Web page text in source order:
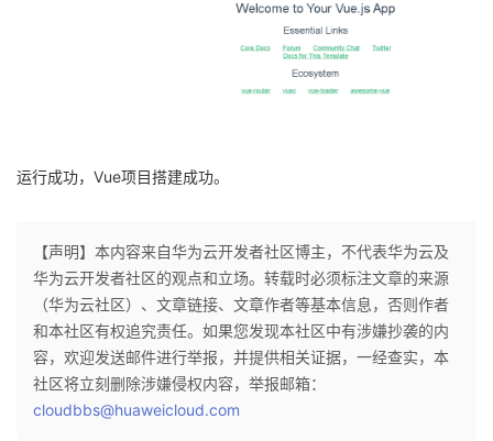
运行成功，Vue项目搭建成功。
【声明】本内容来自华为云开发者社区博主，不代表华为云及
华为云开发者社区的观点和立场。转载时必须标注文章的来源
（华为云社区）、文章链接、文章作者等基本信息，否则作者
和本社区有权追究责任。如果您发现本社区中有涉嫌抄袭的内
容，欢迎发送邮件进行举报，并提供相关证据，一经查实，本
社区将立刻删除涉嫌侵权内容，举报邮箱：
cloudbbs@huaweicloud.com